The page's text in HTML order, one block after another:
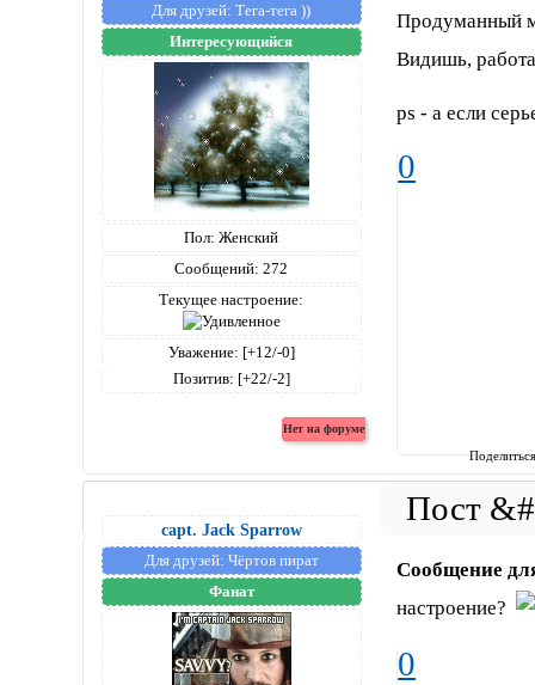
Для друзей: Тега-тега ))
Интересующийся
Пол: Женский
Сообщений: 272
Текущее настроение:
Уважение: [+12/-0]
Позитив: [+22/-2]
Продуманный
Видишь,
ps - а если
0
capt. Jack Sparrow
Для друзей: Чёртов пират
Фанат
Сообщение
настроение?
0